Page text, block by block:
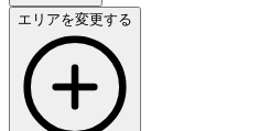
エリアを変更する